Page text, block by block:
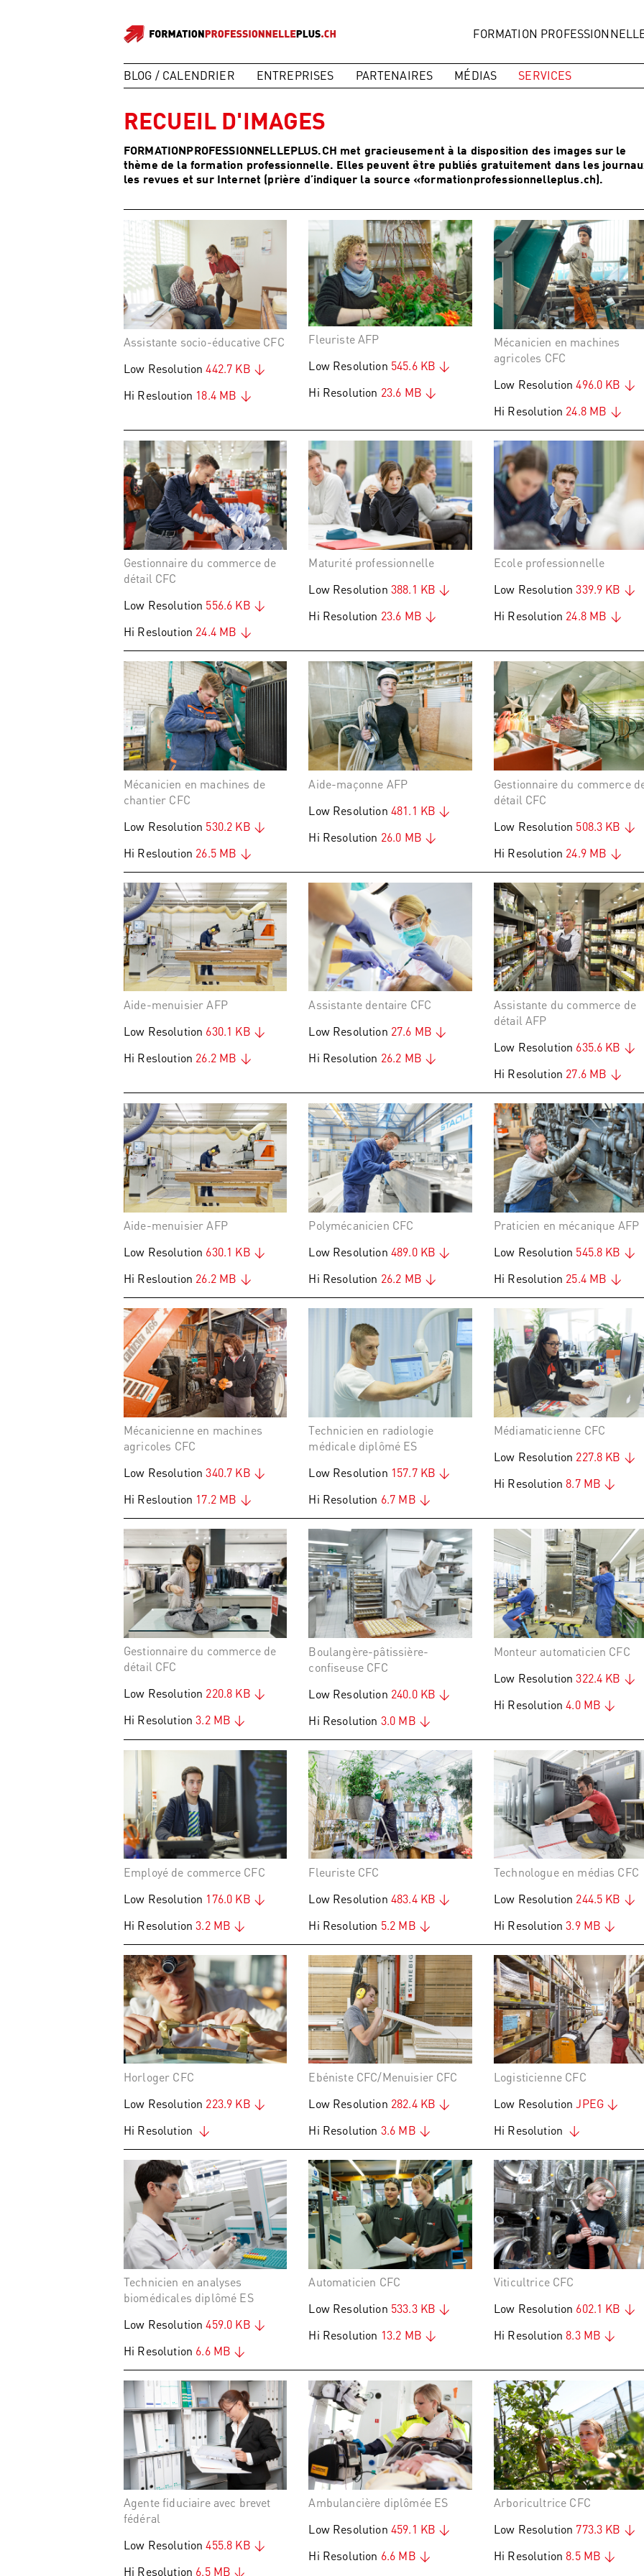
FORMATION
BLOG / CALENDRIER ENTREPRISES PARTENAIRES MÉDIAS SERVICES
RECUEIL D'IMAGES
FORMATIONPROFESSIONNELLEPLUS.CH met gracieusement à la disposition des images sur le
thème de la formation professionnelle. Elles peuvent être publiés gratuitement dans les
les revues et sur Internet (prière d’indiquer la source «formationprofessionnelleplus.ch).
Assistante socio-éducative CFC
Low Resolution442.7 KB
Hi Resloution 18.4 MB
Fleuriste AFP
Low Resolution 545.6 KB
Hi Resolution 23.6 MB
Mécanicien en machines
agricoles CFC
Low Resolution496.0 KB
Hi Resolution 24.8 MB
Gestionnaire du commerce de
détail CFC
Low Resolution 556.6 KB
Hi Resloution 24.4 MB
Maturité professionnelle
Low Resolution 388.1 KB
Hi Resolution 23.6 MB
Ecole professionnelle
Low Resolution339.9 KB
Hi Resolution 24.8 MB
Mécanicien en machines de
chantier CFC
Low Resolution 530.2 KB
Hi Resloution 26.5 MB
Aide-maçonne AFP
Low Resolution 481.1 KB
Hi Resolution 26.0 MB
Gestionnaire du commerce
détail CFC
Low Resolution 508.3 KB
Hi Resolution 24.9 MB
Aide-menuisier AFP
Low Resolution 630.1 KB
Hi Resloution 26.2 MB
Assistante dentaire CFC
Low Resolution 27.6 MB
Hi Resolution 26.2 MB
Assistante du commerce de
détail AFP
Low Resolution 635.6 KB
Hi Resolution 27.6 MB
Aide-menuisier AFP
Low Resolution 630.1 KB
Hi Resloution 26.2 MB
Polymécanicien CFC
Low Resolution 489.0 KB
Hi Resolution 26.2 MB
Praticien en mécanique AFP
Low Resolution 545.8 KB
Hi Resolution 25.4 MB
Mécanicienne en machines
agricoles CFC
Low Resolution340.7 KB
Hi Resloution 17.2 MB
Technicien en radiologie
médicale diplômé ES
Low Resolution 157.7 KB
Hi Resolution 6.7 MB
Médiamaticienne CFC
Low Resolution 227.8 KB
Hi Resolution8.7 MB
Gestionnaire du commerce de
détail CFC
Low Resolution 220.8 KB
Hi Resolution3.2 MB
Boulangère-pâtissière-
confiseuse CFC
Low Resolution 240.0 KB
Hi Resolution 3.0 MB
Monteur automaticien CFC
Low Resolution322.4 KB
Hi Resolution4.0 MB
Employé de commerce CFC
Low Resolution 176.0 KB
Hi Resolution3.2 MB
Fleuriste CFC
Low Resolution 483.4 KB
Hi Resolution 5.2 MB
Technologue en médias CFC
Low Resolution 244.5 KB
Hi Resolution3.9 MB
Horloger CFC
Low Resolution 223.9 KB
Hi Resolution
Ebéniste CFC/Menuisier CFC
Low Resolution 282.4 KB
Hi Resolution 3.6 MB
Logisticienne CFC
Low ResolutionJPEG
Hi Resolution
Technicien en analyses
biomédicales diplômé ES
Low Resolution459.0 KB
Hi Resolution 6.6 MB
Automaticien CFC
Low Resolution 533.3 KB
Hi Resolution 13.2 MB
Viticultrice CFC
Low Resolution 602.1 KB
Hi Resolution8.3 MB
Agente fiduciaire avec brevet
fédéral
Low Resolution455.8 KB
Hi Resolution 6.5 MB
Ambulancière diplômée ES
Low Resolution 459.1 KB
Hi Resolution 6.6 MB
Arboricultrice CFC
Low Resolution 773.3 KB
Hi Resolution8.5 MB